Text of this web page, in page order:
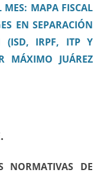
MES: MAPA FISCAL
EN SEPARACIÓN
(ISD, IRPF, ITP Y
MÁXIMO JUÁREZ
NORMATIVAS DE